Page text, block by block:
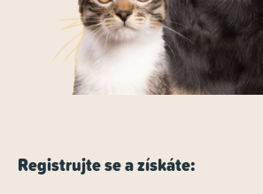
Registrujte se a získáte: